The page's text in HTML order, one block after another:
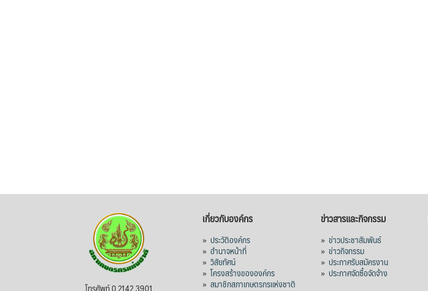
เกี่ยวกับองค์กร
»ประวัติองค์กร
»อำนาจหน้าที่
»วิสัยทัศน์
»โครงสร้างขององค์กร
»สมาชิกสภาเกษตรกรแห่งชาติ
ข่าวสารและกิจกรรม
»ข่าวประชาสัมพันธ์
»ข่าวกิจกรรม
»ประกาศรับสมัครงาน
»ประกาศจัดซื้อจัดจ้าง